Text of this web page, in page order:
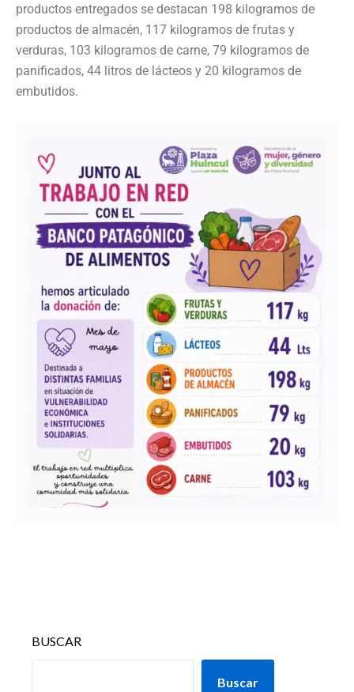
productos entregados se destacan 198 kilogramos de
productos de almacén, 117 kilogramos de frutas y
verduras, 103 kilogramos de carne, 79 kilogramos de
panificados, 44 litros de lácteos y 20 kilogramos de
embutidos.
BUSCAR
Buscar